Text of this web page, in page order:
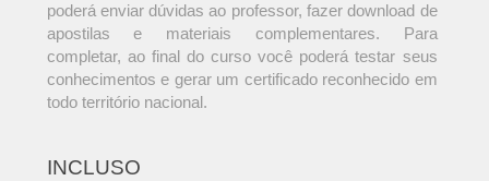
poderá enviar dúvidas ao professor, fazer download de
apostilas e materiais complementares. Para
completar, ao final do curso você poderá testar seus
conhecimentos e gerar um certificado reconhecido em
todo território nacional.
INCLUSO